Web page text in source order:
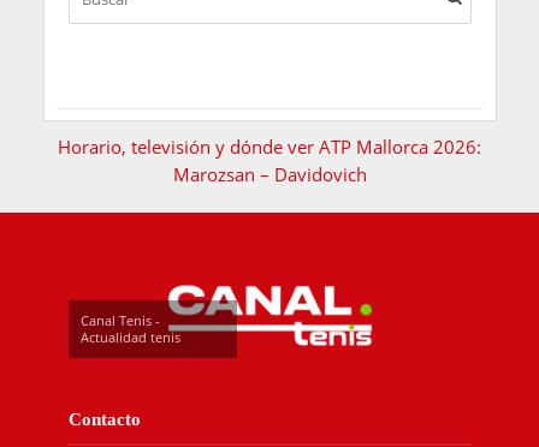
Horario, televisión y dónde ver ATP Mallorca 2026:
Marozsan – Davidovich
Canal Tenis -
Actualidad tenis
Contacto